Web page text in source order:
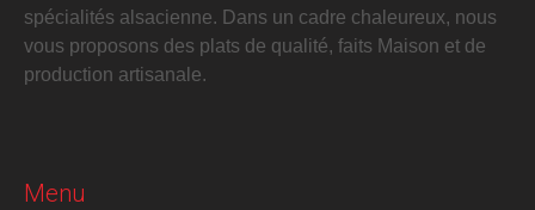
spécialités alsacienne. Dans un cadre chaleureux, nous
vous proposons des plats de qualité, faits Maison et de
production artisanale.
Menu